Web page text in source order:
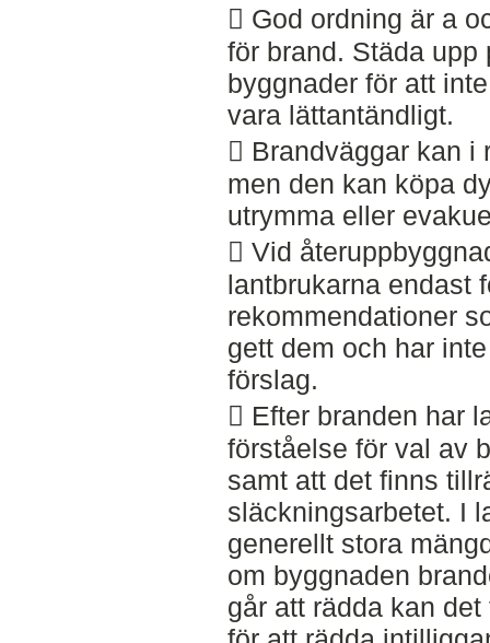
 God ordning är a
för brand. Städa upp
byggnader för att
vara lättantändligt.
 Brandväggar kan i
men den kan köpa
utrymma eller
 Vid
lantbrukarna endast
rekommendationer
gett dem och har
förslag.
 Efter branden har
förståelse för val av
samt att det finns
släckningsarbetet. I
generellt stora
om byggnaden
går att rädda kan